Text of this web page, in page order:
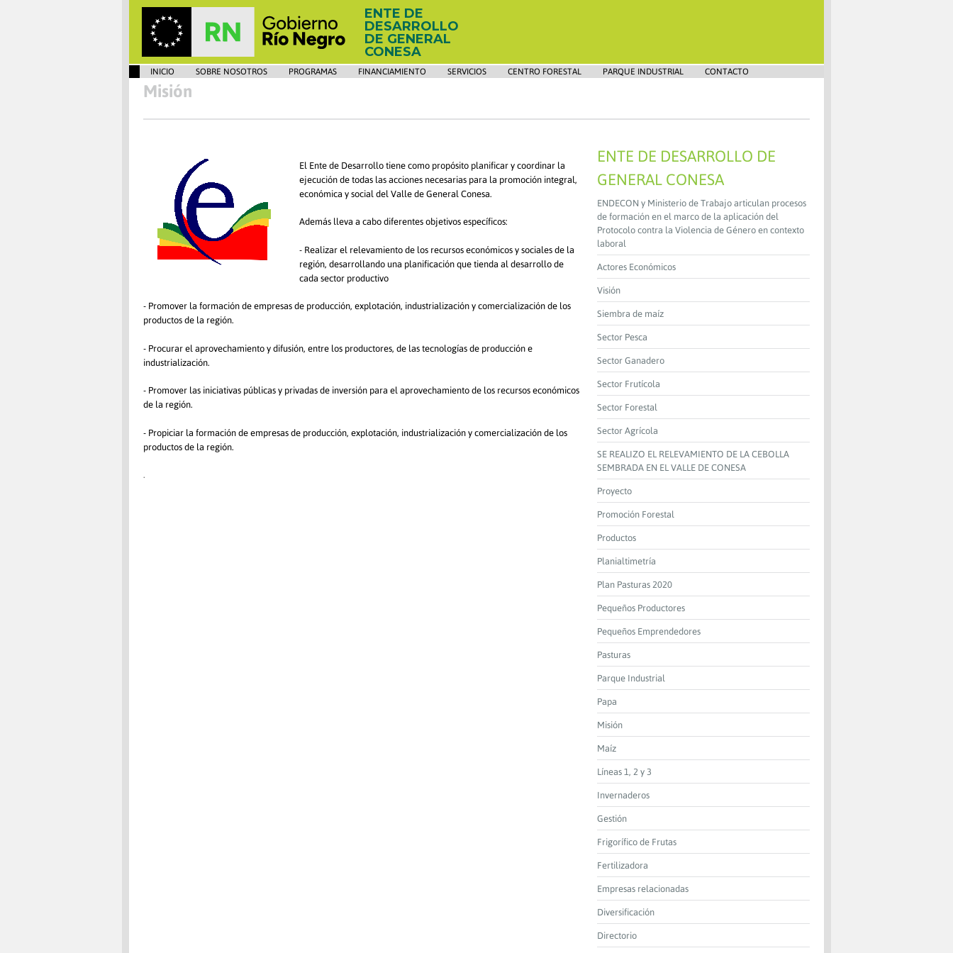
ENTE DE
DESARROLLO
DE GENERAL
CONESA
INICIO SOBRE NOSOTROS PROGRAMAS FINANCIAMIENTO SERVICIOS CENTRO FORESTAL PARQUE INDUSTRIAL CONTACTO
Misión
El Ente de Desarrollo tiene como propósito planificar y coordinar la
ejecución de todas las acciones necesarias para la promoción integral,
económica y social del Valle de General Conesa.
Además lleva a cabo diferentes objetivos específicos:
- Realizar el relevamiento de los recursos económicos y sociales de la
región, desarrollando una planificación que tienda al desarrollo de
cada sector productivo
- Promover la formación de empresas de producción, explotación, industrialización y comercialización de los
productos de la región.
- Procurar el aprovechamiento y difusión, entre los productores, de las tecnologías de producción e
industrialización.
- Promover las iniciativas públicas y privadas de inversión para el aprovechamiento de los recursos económicos
de la región.
- Propiciar la formación de empresas de producción, explotación, industrialización y comercialización de los
productos de la región.
.
ENTE DE DESARROLLO DE
GENERAL CONESA
ENDECON y Ministerio de Trabajo articulan procesos
de formación en el marco de la aplicación del
Protocolo contra la Violencia de Género en contexto
laboral
Actores Económicos
Visión
Siembra de maíz
Sector Pesca
Sector Ganadero
Sector Frutícola
Sector Forestal
Sector Agrícola
SE REALIZO EL RELEVAMIENTO DE LA CEBOLLA
SEMBRADA EN EL VALLE DE CONESA
Proyecto
Promoción Forestal
Productos
Planialtimetría
Plan Pasturas 2020
Pequeños Productores
Pequeños Emprendedores
Pasturas
Parque Industrial
Papa
Misión
Maíz
Líneas 1, 2 y 3
Invernaderos
Gestión
Frigorífico de Frutas
Fertilizadora
Empresas relacionadas
Diversificación
Directorio